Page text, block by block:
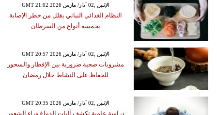
GMT 21:02 2026 الإثنين ,02 آذار/ مارس
النظام الغذائي النباتي يقلل من خطر الإصابة
بخمسة أنواع من السرطان
GMT 20:57 2026 الإثنين ,02 آذار/ مارس
مشروبات صحية ضرورية بين الإفطار والسحور
للحفاظ على النشاط خلال رمضان
GMT 20:35 2026 الإثنين ,02 آذار/ مارس
دراسة علمية تكشف آليات الدماغ وراء الشعور